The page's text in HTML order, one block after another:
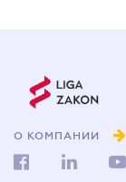
О КОМПАНИИ